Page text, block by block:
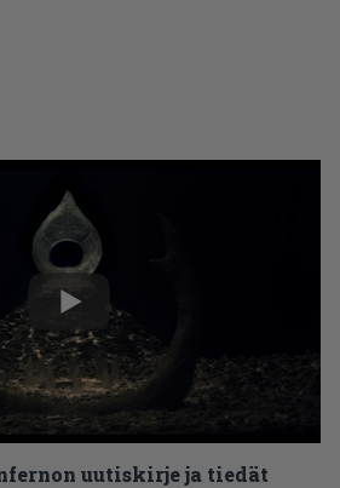
uutiskirje ja tiedät